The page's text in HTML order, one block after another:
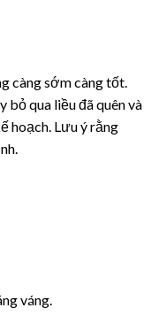
càng sớm càng tốt.
bỏ qua liều đã quên và
hoạch. Lưu ý rằng
váng.